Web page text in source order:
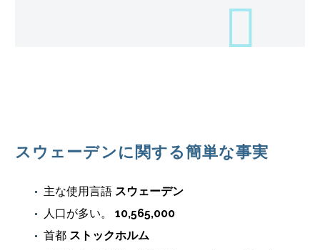
スウェーデンに関する簡単な事実
主な使用言語 スウェーデン
人口が多い。 10,565,000
首都 ストックホルム